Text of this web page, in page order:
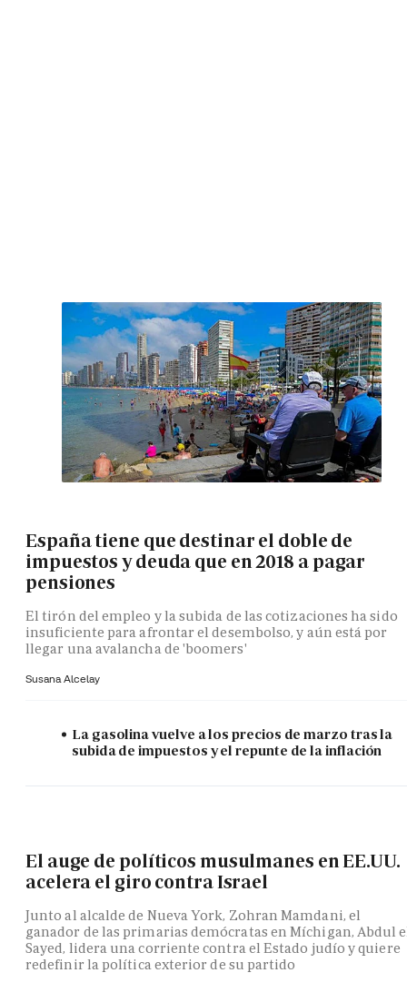
España tiene que destinar el doble de
impuestos y deuda que en 2018 a pagar
pensiones
El tirón del empleo y la subida de las cotizaciones ha sido
insuficiente para afrontar el desembolso, y aún está por
llegar una avalancha de 'boomers'
Susana Alcelay
La gasolina vuelve a los precios de marzo tras la
subida de impuestos y el repunte de la inflación
El auge de políticos musulmanes en EE.UU.
acelera el giro contra Israel
Junto al alcalde de Nueva York, Zohran Mamdani, el
ganador de las primarias demócratas en Míchigan, Abdul
Sayed, lidera una corriente contra el Estado judío y quiere
redefinir la política exterior de su partido